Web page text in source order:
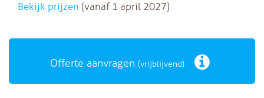
Bekijk prijzen (vanaf 1 april 2027)
Offerte aanvragen (vrijblijvend)